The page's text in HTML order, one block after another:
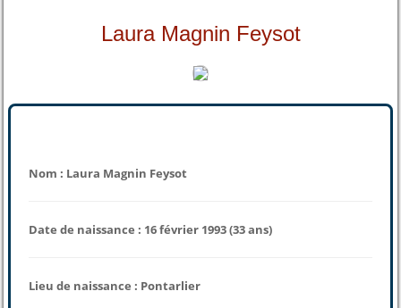
Laura Magnin Feysot
Nom : Laura Magnin Feysot
Date de naissance : 16 février 1993 (33 ans)
Lieu de naissance : Pontarlier